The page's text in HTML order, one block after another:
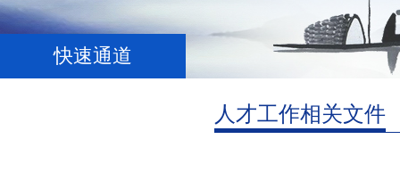
快速通道
人才工作相关文件